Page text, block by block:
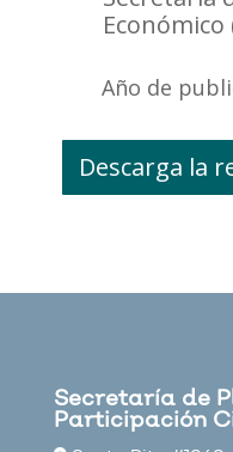
Económico
Año de
Descarga la
Secretaría de
Participación